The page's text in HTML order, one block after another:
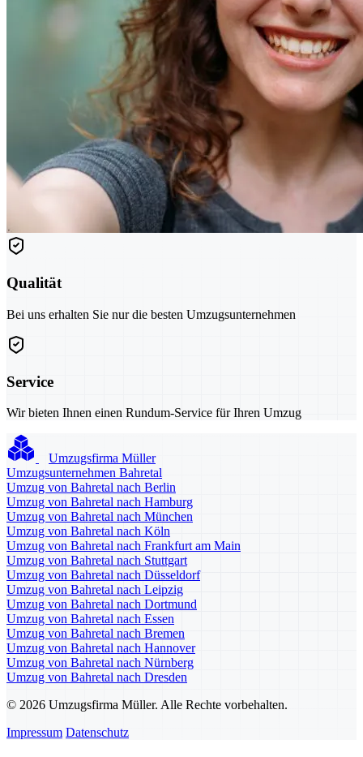
Qualität
Bei uns erhalten Sie nur die besten Umzugsunternehmen
Service
Wir bieten Ihnen einen Rundum-Service für Ihren Umzug
Umzugsfirma Müller
Umzugsunternehmen Bahretal
Umzug von Bahretal nach Berlin
Umzug von Bahretal nach Hamburg
Umzug von Bahretal nach München
Umzug von Bahretal nach Köln
Umzug von Bahretal nach Frankfurt am Main
Umzug von Bahretal nach Stuttgart
Umzug von Bahretal nach Düsseldorf
Umzug von Bahretal nach Leipzig
Umzug von Bahretal nach Dortmund
Umzug von Bahretal nach Essen
Umzug von Bahretal nach Bremen
Umzug von Bahretal nach Hannover
Umzug von Bahretal nach Nürnberg
Umzug von Bahretal nach Dresden
© 2026 Umzugsfirma Müller. Alle Rechte vorbehalten.
Impressum Datenschutz